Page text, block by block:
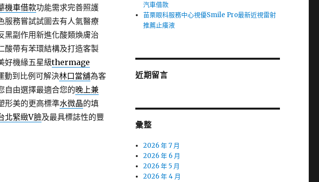
機車借款功能需求完善照護
服務嘗試試圖去有人氣醫療
黑副作用新進化酸類煥膚治
酸帶有苯環結構及打造客製
好機緣五星級thermage
動到比例可解決林口當舖為客
自由選擇最適合您的晚上兼
形美的更高標準水微晶的填
北緊緻V臉及最具標誌性的豐
汽車借款
苗栗眼科服務中心視優Smile Pro最新近視雷射
推薦止癢液
近期留言
彙整
2026 年 7 月
2026 年 6 月
2026 年 5 月
2026 年 4 月